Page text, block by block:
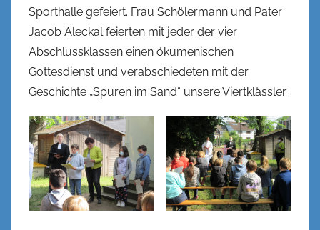
Sporthalle gefeiert. Frau Schölermann und Pater
Jacob Aleckal feierten mit jeder der vier
Abschlussklassen einen ökumenischen
Gottesdienst und verabschiedeten mit der
Geschichte „Spuren im Sand“ unsere Viertklässler.